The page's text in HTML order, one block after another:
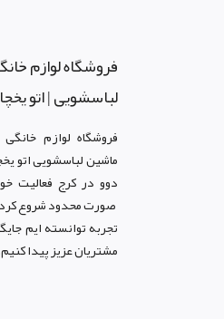
فروشگاه لوازم
لباسشویی | اتو
فروشگاه لوازم
ماشین لباسشویی اتو
دوو در کرج فعالیت
صورت محدود شروع
تجربه توانسته ایم
مشتریان عزیز پیدا